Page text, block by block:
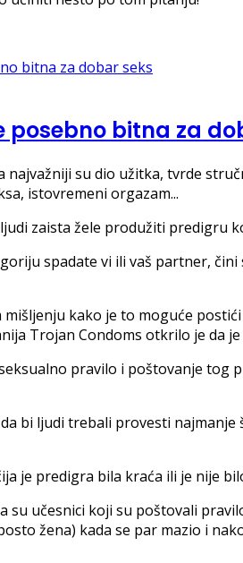
posebno bitna za
najvažniji su dio užitka, tvrde
istovremeni orgazam...
zaista žele produžiti predigru
spadate vi ili vaš partner,
kako je to moguće
Trojan Condoms otkrilo je da
pravilo i poštovanje tog
bi ljudi trebali provesti
je predigra bila kraća ili je nije
su učesnici koji su poštovali
žena) kada se par mazio i